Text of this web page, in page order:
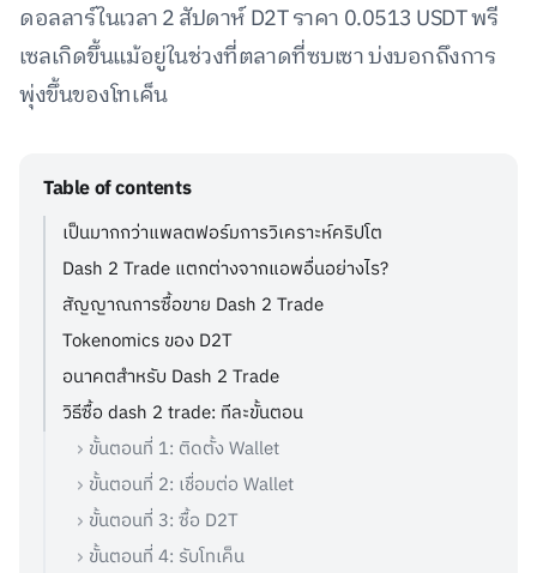
ดอลลาร์ในเวลา 2 สัปดาห์ D2T ราคา 0.0513 USDT พรี
เซลเกิดขึ้นแม้อยู่ในช่วงที่ตลาดที่ซบเซา บ่งบอกถึงการ
พุ่งขึ้นของโทเค็น
Table of contents
เป็นมากกว่าแพลตฟอร์มการวิเคราะห์คริปโต
Dash 2 Trade แตกต่างจากแอพอื่นอย่างไร?
สัญญาณการซื้อขาย Dash 2 Trade
Tokenomics ของ D2T
อนาคตสำหรับ Dash 2 Trade
วิธีซื้อ dash 2 trade: ทีละขั้นตอน
ขั้นตอนที่ 1: ติดตั้ง Wallet
ขั้นตอนที่ 2: เชื่อมต่อ Wallet
ขั้นตอนที่ 3: ซื้อ D2T
ขั้นตอนที่ 4: รับโทเค็น